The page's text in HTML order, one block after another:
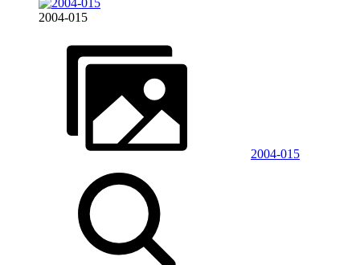
2004-015
2004-015